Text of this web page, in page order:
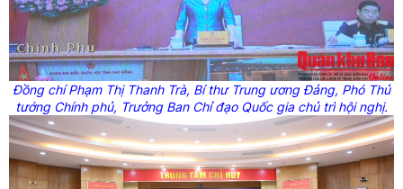
Đồng chí Phạm Thị Thanh Trà, Bí thư Trung ương Đảng, Phó Thủ
tướng Chính phủ, Trưởng Ban Chỉ đạo Quốc gia chủ trì hội nghị.